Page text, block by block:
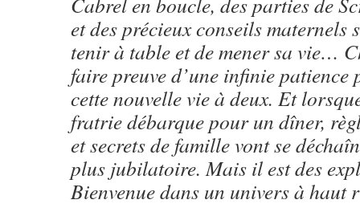
et des précieux conseils maternels
tenir à table et de mener sa vie…
faire preuve d’une infinie
cette nouvelle vie à deux. Et
fratrie débarque pour un dîner,
et secrets de famille vont se
plus jubilatoire. Mais il est des
Bienvenue dans un univers à